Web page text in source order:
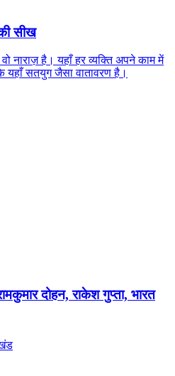
सीख
नाराज़ है। यहाँ हर व्यक्ति अपने काम में
यहाँ सतयुग जैसा वातावरण है।
दोहन, राकेश गुप्ता, भारत